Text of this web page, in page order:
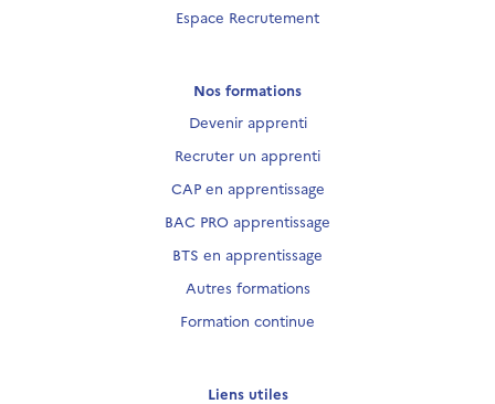
Espace Recrutement
Nos formations
Devenir apprenti
Recruter un apprenti
CAP en apprentissage
BAC PRO apprentissage
BTS en apprentissage
Autres formations
Formation continue
Liens utiles